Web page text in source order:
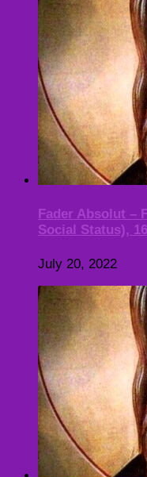
Fader Absolut –
Social Status),
July 20, 2022